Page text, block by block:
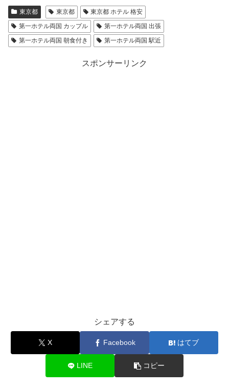
東京都 東京都
東京都 ホテル 格安
第一ホテル両国 カップル
第一ホテル両国 出張
第一ホテル両国 朝食付き
第一ホテル両国 駅近
スポンサーリンク
シェアする
X Facebook はてブ
LINE コピー